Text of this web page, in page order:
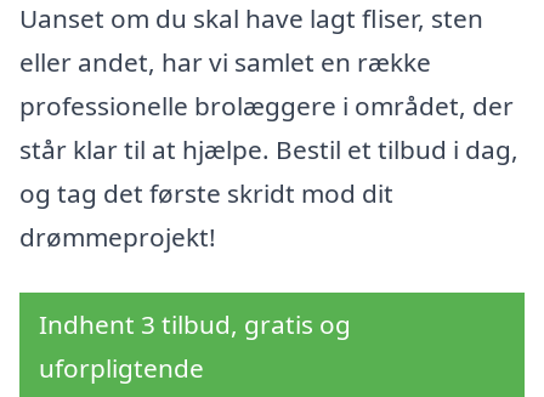
Uanset om du skal have lagt fliser, sten
eller andet, har vi samlet en række
professionelle brolæggere i området, der
står klar til at hjælpe. Bestil et tilbud i dag,
og tag det første skridt mod dit
drømmeprojekt!
Indhent 3 tilbud, gratis og
uforpligtende